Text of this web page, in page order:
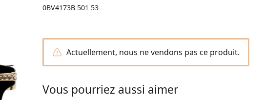
0BV4173B 501 53
Actuellement, nous ne vendons pas ce produit.
Vous pourriez aussi aimer